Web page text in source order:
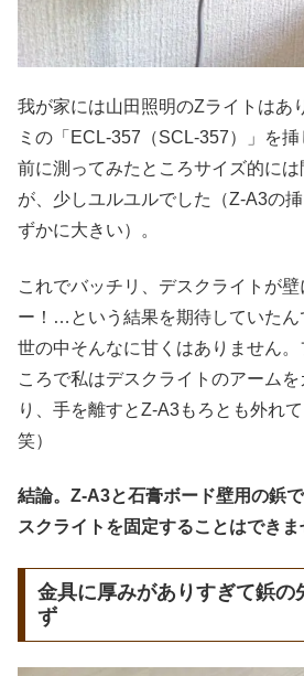
我が家には山田照明のZライトはあ
ミの「ECL-357（SCL-357）」を
前に測ってみたところサイズ的に
が、少しユルユルでした（Z-A3の
ずかに大きい）。
これでバッチリ、デスクライトが
ー！…という結果を期待していたん
世の中そんなに甘くはありません
ころで私はデスクライトのアーム
り、手を離すとZ-A3もろとも外れ
笑）
結論。Z-A3と石膏ボード壁用の鋲
スクライトを固定することはできま
金具に厚みがありすぎて鋲の
ず